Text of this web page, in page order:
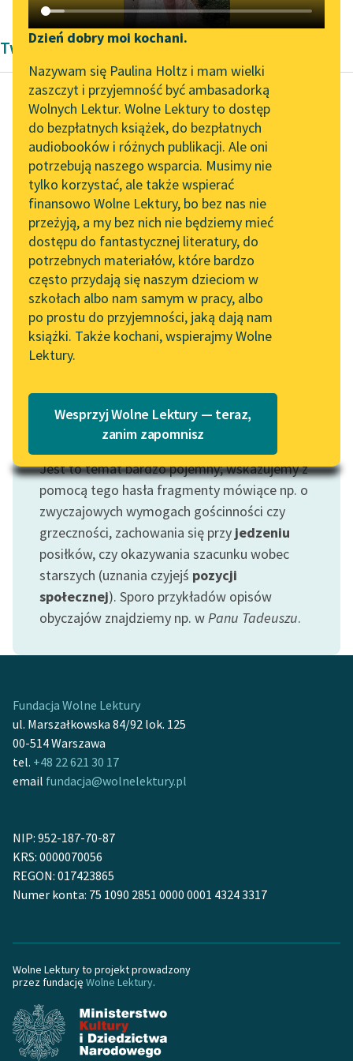
Katalog DAISY
Podkasty o książkach
Zgłoś brak utworu
Aktualności
Spotkanie z Katarzyną
Tunkiel w Oslo
Wolne Lektury na 32.
Pol’and’Rock Festivalu
„Kochanek Lady
Chatterley” do słuchania
na Wolnych Lekturach
Nowy audiobook –
„Marzenie o Oriencie”
Sophie Elkan
Kolekcja Nadwyraz.com x
Wolne Lektury – idealna na
Lektury szkolne i klasyka
literatury do słuchania dla
uczennic i uczniów z
niepełnosprawnościami
E-kolekcja lektur
szkolnych i literatury do
słuchania dla uczennic i
uczniów z
skandynawskiej literatury
feministycznej
Ręce pełne poezji
Kolekcje edukacyjne
lektur szkolnych oraz
Starego Testamentu
Odkurzamy bohaterów
Lektur
Narzędzia
Mapa Wolnych Lektur
Leśmianator
Przewodnik dla piszących i
czytających
API
OAI-PMH
Widget Wolnych Lektur
Przypisy
Katalog w formacie PDF
O nas
Kontakt
O projekcie
Dzień dobry moi kochani.
Nazywam się Paulina Holtz i mam wielki
zaszczyt i przyjemność być ambasadorką
Wolnych Lektur. Wolne Lektury to dostęp
do bezpłatnych książek, do bezpłatnych
audiobooków i różnych publikacji. Ale oni
potrzebują naszego wsparcia. Musimy nie
tylko korzystać, ale także wspierać
finansowo Wolne Lektury, bo bez nas nie
przeżyją, a my bez nich nie będziemy mieć
dostępu do fantastycznej literatury, do
potrzebnych materiałów, które bardzo
często przydają się naszym dzieciom w
szkołach albo nam samym w pracy, albo
po prostu do przyjemności, jaką dają nam
książki. Także kochani, wspierajmy Wolne
Lektury.
Wesprzyj Wolne Lektury — teraz,
zanim zapomnisz
Twórczość Aleksandra Kasprzak i Lula Sarnia
Raban Nowakowskie
las/manless
kiedy umarł las
nie umiał płakać
kładł mi rękę na
kolanie i ściskał
mówiłam nie...
Czytaj więcej
Motyw: Obyczaje
Jest to temat bardzo pojemny; wskazujemy z
pomocą tego hasła fragmenty mówiące np. o
zwyczajowych wymogach gościnności czy
grzeczności, zachowania się przy jedzeniu
posiłków, czy okazywania szacunku wobec
starszych (uznania czyjejś pozycji
społecznej). Sporo przykładów opisów
obyczajów znajdziemy np. wPanu Tadeuszu.
Fundacja Wolne Lektury
ul. Marszałkowska 84/92 lok. 125
00-514 Warszawa
tel. +48 22 621 30 17
email fundacja@wolnelektury.pl
NIP: 952-187-70-87
KRS: 0000070056
REGON: 017423865
Numer konta: 75 1090 2851 0000 0001 4324 3317
Wolne Lektury to projekt prowadzony
przez fundację Wolne Lektury.